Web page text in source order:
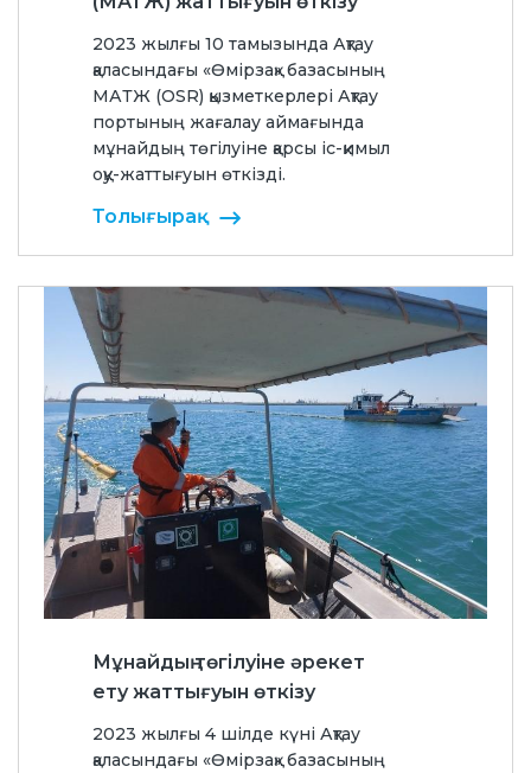
2023 жылғы 10 тамызында Ақтау
қаласындағы «Өмірзақ» базасының
МАТЖ (OSR) қызметкерлері Ақтау
портының жағалау аймағында
мұнайдың төгілуіне қарсы іс-қимыл
оқу-жаттығуын өткізді.
Толығырақ
Мұнайдың төгілуіне әрекет
ету жаттығуын өткізу
2023 жылғы 4 шілде күні Ақтау
қаласындағы «Өмірзақ» базасының